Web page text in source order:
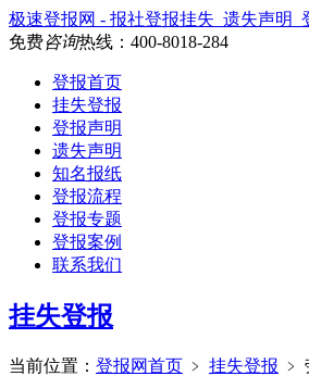
极速登报网 - 报社登报挂失_遗失声明_
免费咨询热线： 400-8018-284
登报首页
挂失登报
登报声明
遗失声明
知名报纸
登报流程
登报专题
登报案例
联系我们
挂失登报
当前位置： 登报网首页 ﹥ 挂失登报 ﹥